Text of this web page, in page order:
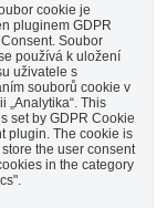
cookie je
pluginem GDPR
Soubor
používá k uložení
uživatele s
souborů cookie v
„Analytika“. This
set by GDPR Cookie
plugin. The cookie is
the user consent
in the category